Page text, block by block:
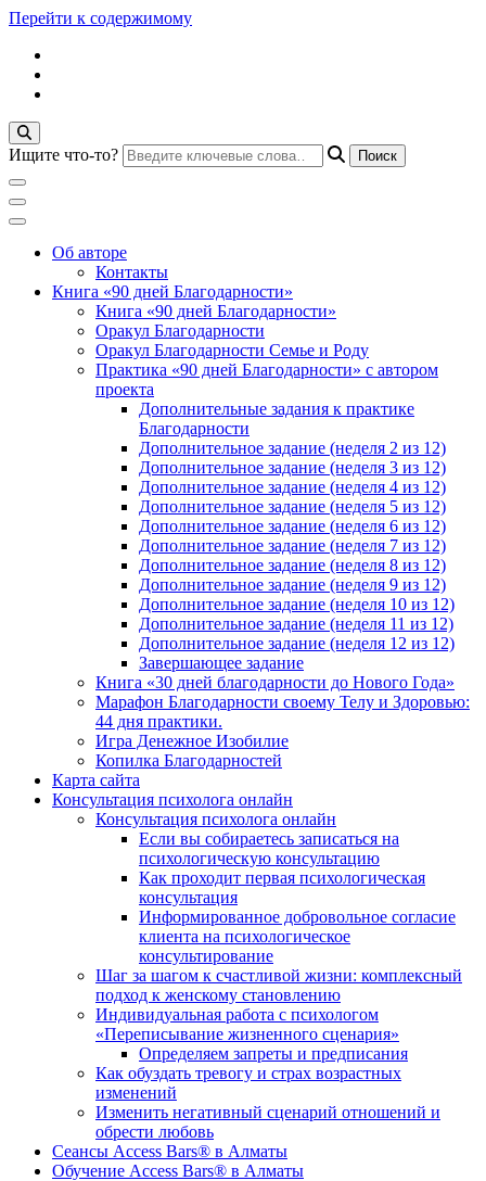
Перейти к содержимому
Ищите что-то?
Практическая
психология для
женщин
Об авторе
Контакты
Книга «90 дней Благодарности»
Книга «90 дней Благодарности»
Оракул Благодарности
Оракул Благодарности Семье и Роду
Практика «90 дней Благодарности» с автором
проекта
Дополнительные задания к практике
Благодарности
Дополнительное задание (неделя 2 из 12)
Дополнительное задание (неделя 3 из 12)
Дополнительное задание (неделя 4 из 12)
Дополнительное задание (неделя 5 из 12)
Дополнительное задание (неделя 6 из 12)
Дополнительное задание (неделя 7 из 12)
Дополнительное задание (неделя 8 из 12)
Дополнительное задание (неделя 9 из 12)
Дополнительное задание (неделя 10 из 12)
Дополнительное задание (неделя 11 из 12)
Дополнительное задание (неделя 12 из 12)
Завершающее задание
Книга «30 дней благодарности до Нового Года»
Марафон Благодарности своему Телу и Здоровью:
44 дня практики.
Игра Денежное Изобилие
Копилка Благодарностей
Карта сайта
Консультация психолога онлайн
Консультация психолога онлайн
Если вы собираетесь записаться на
психологическую консультацию
Как проходит первая психологическая
консультация
Информированное добровольное согласие
клиента на психологическое
консультирование
Шаг за шагом к счастливой жизни: комплексный
подход к женскому становлению
Индивидуальная работа с психологом
«Переписывание жизненного сценария»
Определяем запреты и предписания
Как обуздать тревогу и страх возрастных
изменений
Изменить негативный сценарий отношений и
обрести любовь
Cеансы Access Bars® в Алматы
Обучение Access Bars® в Алматы